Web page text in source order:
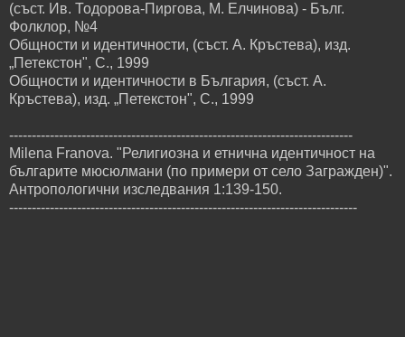
(съст. Ив. Тодорова-Пиргова, М. Елчинова) - Бълг.
Фолклор, №4
Общности и идентичности, (съст. А. Кръстева), изд.
„Петекстон", С., 1999
Общности и идентичности в България, (съст. А.
Кръстева), изд. „Петекстон", С., 1999
----------------------------------------------------------------------------
Milena Franova. "Религиозна и етнична идентичност на
българите мюсюлмани (по примери от село Загражден)".
Антропологични изследвания 1:139-150.
-----------------------------------------------------------------------------